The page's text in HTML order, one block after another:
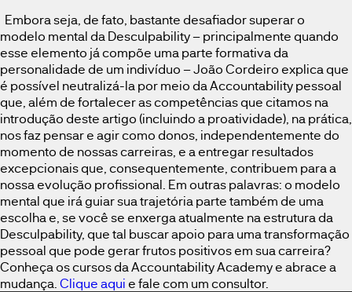
Embora seja, de fato, bastante desafiador superar o
modelo mental da Desculpability – principalmente quando
esse elemento já compõe uma parte formativa da
personalidade de um indivíduo – João Cordeiro explica que
é possível neutralizá-la por meio da Accountability pessoal
que, além de fortalecer as competências que citamos na
introdução deste artigo (incluindo a proatividade), na prática,
nos faz pensar e agir como donos, independentemente do
momento de nossas carreiras, e a entregar resultados
excepcionais que, consequentemente, contribuem para a
nossa evolução profissional. Em outras palavras: o modelo
mental que irá guiar sua trajetória parte também de uma
escolha e, se você se enxerga atualmente na estrutura da
Desculpability, que tal buscar apoio para uma transformação
pessoal que pode gerar frutos positivos em sua carreira?
Conheça os cursos da Accountability Academy e abrace a
mudança. Clique aqui e fale com um consultor.